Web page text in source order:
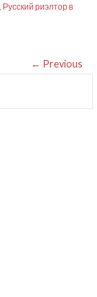
Русский риэлтор в
← Previous